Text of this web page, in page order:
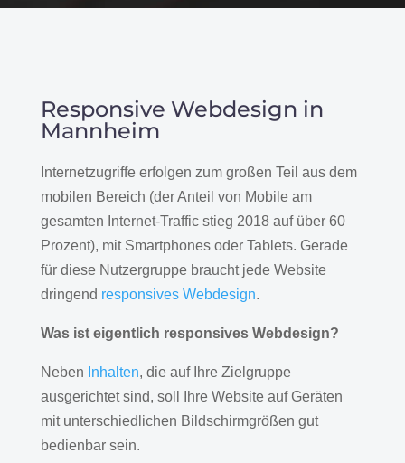
Responsive Webdesign in
Mannheim
Internetzugriffe erfolgen zum großen Teil aus dem
mobilen Bereich (der Anteil von Mobile am
gesamten Internet-Traffic stieg 2018 auf über 60
Prozent), mit Smartphones oder Tablets. Gerade
für diese Nutzergruppe braucht jede Website
dringend responsives Webdesign.
Was ist eigentlich responsives Webdesign?
Neben Inhalten, die auf Ihre Zielgruppe
ausgerichtet sind, soll Ihre Website auf Geräten
mit unterschiedlichen Bildschirmgrößen gut
bedienbar sein.